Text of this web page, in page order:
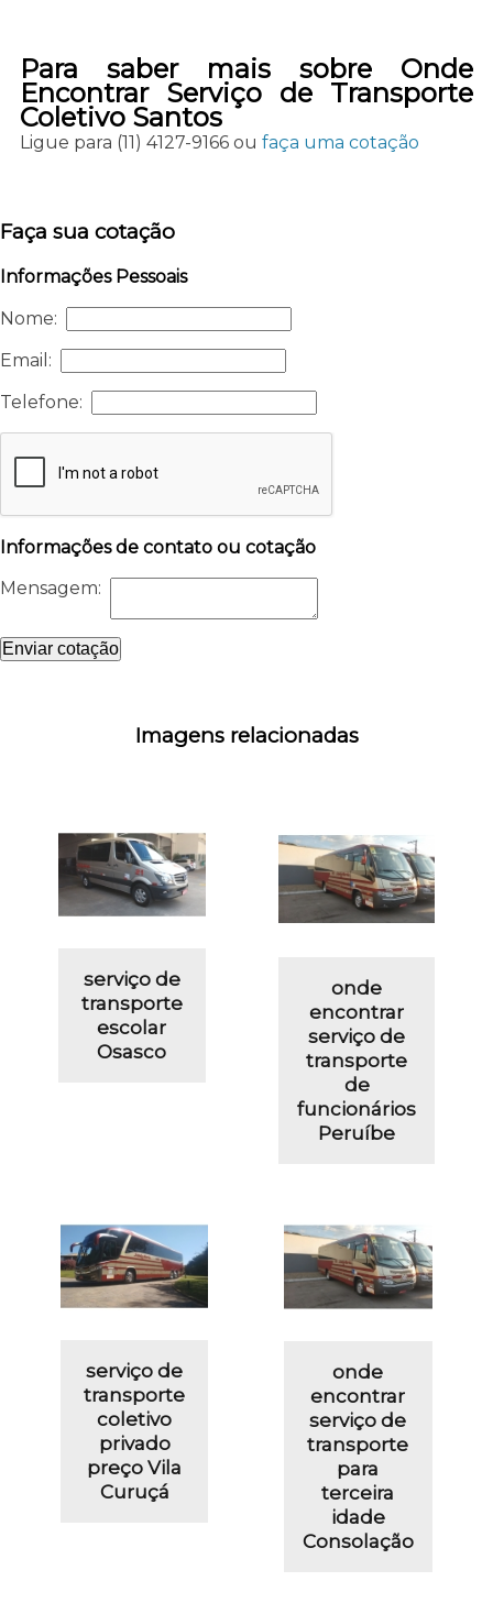
Para saber mais sobre Onde
Encontrar Serviço de Transporte
Coletivo Santos
Ligue para (11) 4127-9166ou faça uma cotação
Faça sua cotação
Informações Pessoais
Nome:
Email:
Telefone:
Informações de contato ou cotação
Mensagem:
Enviar cotação
Imagens relacionadas
serviço de
transporte
escolar
Osasco
onde
encontrar
serviço de
transporte
de
funcionários
Peruíbe
serviço de
transporte
coletivo
privado
preço Vila
Curuçá
onde
encontrar
serviço de
transporte
para
terceira
idade
Consolação